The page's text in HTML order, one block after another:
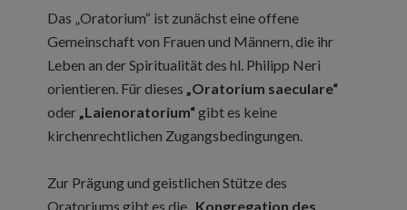
Das „Oratorium“ ist zunächst eine offene
Gemeinschaft von Frauen und Männern, die ihr
Leben an der Spiritualität des hl. Philipp Neri
orientieren. Für dieses„Oratorium saeculare“
oder„Laienoratorium“gibt es keine
kirchenrechtlichen Zugangsbedingungen.
Zur Prägung und geistlichen Stütze des
Oratoriums gibt es die„Kongregation des